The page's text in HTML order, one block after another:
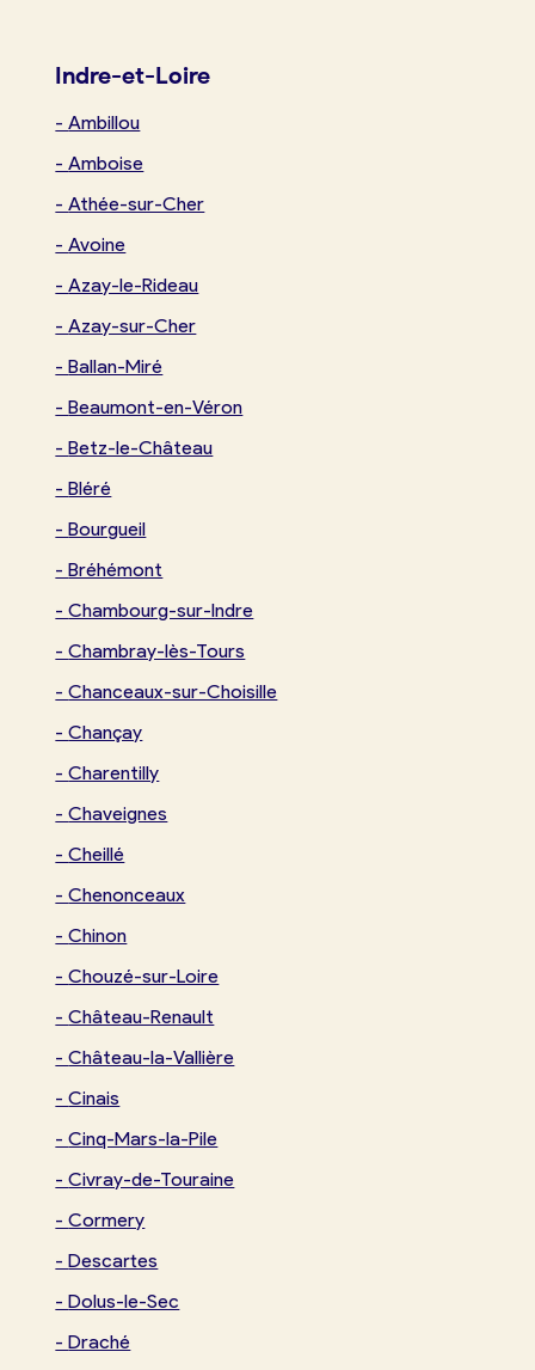
Indre-et-Loire
-Ambillou
-Amboise
-Athée-sur-Cher
-Avoine
-Azay-le-Rideau
-Azay-sur-Cher
-Ballan-Miré
-Beaumont-en-Véron
-Betz-le-Château
-Bléré
-Bourgueil
-Bréhémont
-Chambourg-sur-Indre
-Chambray-lès-Tours
-Chanceaux-sur-Choisille
-Chançay
-Charentilly
-Chaveignes
-Cheillé
-Chenonceaux
-Chinon
-Chouzé-sur-Loire
-Château-Renault
-Château-la-Vallière
-Cinais
-Cinq-Mars-la-Pile
-Civray-de-Touraine
-Cormery
-Descartes
-Dolus-le-Sec
-Draché